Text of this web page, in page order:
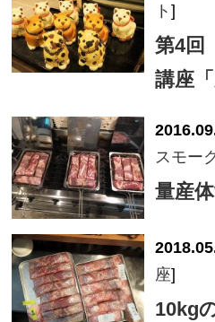
ト]
第4回
講座
スモー
量産
座]
10kg